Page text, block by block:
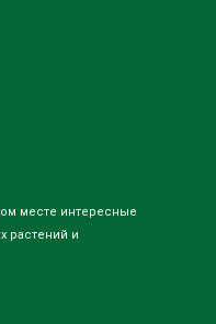
месте интересные
растений и